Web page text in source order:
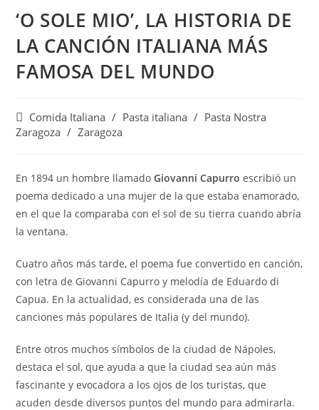
‘O SOLE MIO’, LA HISTORIA DE
LA CANCIÓN ITALIANA MÁS
FAMOSA DEL MUNDO
Categoría
de
Comida Italiana / Pasta italiana / Pasta Nostra
Zaragoza / Zaragoza
En 1894 un hombre llamadoGiovanni Capurro escribió un
poema dedicado a una mujer de la que estaba enamorado,
en el que la comparaba con el sol de su tierra cuando abría
la ventana.
Cuatro años más tarde, el poema fue convertido en canción,
con letra de Giovanni Capurro y melodía de Eduardo di
Capua. En la actualidad, es considerada una de las
canciones más populares de Italia (y del mundo).
Entre otros muchos símbolos de la ciudad de Nápoles,
destaca el sol, que ayuda a que la ciudad sea aún más
fascinante y evocadora a los ojos de los turistas, que
acuden desde diversos puntos del mundo para admirarla.